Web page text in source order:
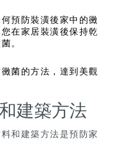
預防裝潢後家中的黴
在家居裝潢後保持乾
。
菌的方法，達到美觀
建築方法
和建築方法是預防家